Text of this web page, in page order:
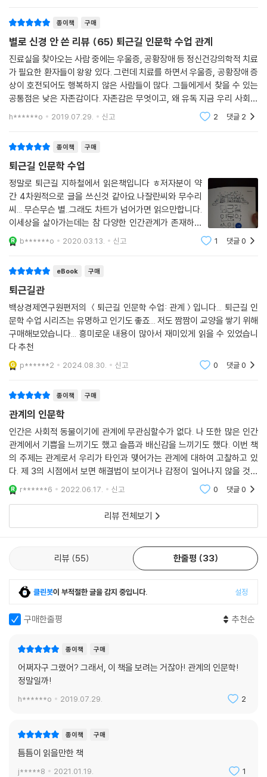
이날의 점심은 ‘끼니 때우기’라기보다는 하나의 취향이다. 커피를 선택하
기 위해 비싼 식사를 포기한 이유는 취향 때문이다. 그런데 취향은 무의식
적으로 일어난다. 그래서 특정 상품에 대한 욕망을 느낄 때 그 상품을 좋아
하는 구체적인 이유를 일일이 대기는 어렵다. --- p. 323
주위를 둘러보면 같은 자극에도 쉽게 중독에 빠지는 사람이 있는가 하면,
중독 증상이 그다지 심하지 않은 사람도 있다. 그 차이는 자극 예민도다. 자
극에 예민해 도파민을 과다하게 분비하는 사람이 있는가 하면, 같은 자극
민 분비 자극에 예민한 사람은 중독에 쉽게 빠지는 경향이 있다. 예민한 정
도의 차이는 대체로 유전적 영향에 따라 좌우된다. --- p. 388
보통 이런 말을 들으면 칭찬이라 느낄 것이다. “배짱이 두둑하네.” “강단
있네.” “외유내강형의 사람이구먼.” “끈기가 있어.” “투지가 대단하군.”
“이렇게 힘든 상황에서도 평정심을 유지하다니.” 그런데 이 모든 칭찬을
다 합친 핀란드 말이 있다. 바로 “아, 저 사람 시수가 있는 사람이야”다. 한
라의 독립운동 역사를 살펴보는 느낌마저 든다.
--- p. 436
★★★ 『퇴근길 인문학 수업』 시리즈에 대한 독자들의 찬사!
“적당한 분량에 쉬운 설명, 그리고 깊이 있는 내용. 그래서 공부를 했다는
느낌이 든다.
다 읽고 나니 ‘더 두꺼워도 좋겠다’는 생각이 들 만큼 알차다.” - 까만**
“신기하다. 한 주제가 끝나갈 무렵에는 읽은 내용을 자연스럽게 내 삶에 대
는 책.” - an** 86
“틈틈이 읽다 보면 어느새 한 권을 다 읽고 있는 나를 발견하게 된다. 책을
읽기 전과는 다른 나를 발견하게 된다. 뒤통수를 딱 때리는 내용들이 있어
나도 모르게 멍하니 책과 세상 사이를 바라보게 된다.” - green***36
종이책 구매
별로 신경 안 쓴 리뷰 (65) 퇴근길 인문학 수업 관계
진료실을 찾아오는 사람 중에는 우울증, 공황장애 등 정신건강의학적 치료
가 필요한 환자들이 왕왕 있다. 그런데 치료를 하면서 우울증, 공황장애 증
상이 호전되어도 행복하지 않은 사람들이 많다. 그들에게서 찾을 수 있는
공통점은 낮은 자존감이다. 자존감은 무엇이고, 왜 유독 지금 우리 사회에
서 문제가 되는 것일까. - 본문 중에서 - 나도 자존감이 높은 편은 아니다.
h******o 2019.07.29. 신고 2 댓글 2
종이책 구매
퇴근길 인문학 수업
정말로 퇴근길 지하철에서 읽은책입니다 ㅎ저자분이 약
간 4차원적으로 글을 쓰신것 같아요.나잘란씨와 무수리
씨... 무슨무슨 별..그래도 차트가 넘어가면 읽으만합니다.
이세상을 살아가는데는 참 다양한 인간관계가 존재하는
데 이책은 나 그리고 타인에 대한 이해를 돕는 도서라고
할수 있겠습니다.그냥 저냥 치이며 살아가는게 아닌 지혜
b******o 2020.03.13. 신고 1 댓글0
eBook 구매
퇴근길관
백상경제연구원편저의 ＜퇴근길 인문학 수업: 관계＞입니다... 퇴근길 인
문학 수업 시리즈는 유명하고 인기도 좋죠... 저도 짬짬이 교양을 쌓기 위해
구매해보았습니다... 흥미로운 내용이 많아서 재미있게 읽을 수 있었습니
다 추천
p******2 2024.08.30. 신고 0 댓글0
종이책 구매
관계의 인문학
인간은 사회적 동물이기에 관계에 무관심할수가 없다. 나 또한 많은 인간
관계에서 기쁨을 느끼기도 했고 슬픔과 배신감을 느끼기도 했다. 이번 책
의 주제는 관계로서 우리가 타인과 맺어가는 관계에 대하여 고찰하고 있
다. 제 3의 시점에서 보면 해결법이 보이거나 감정이 일어나지 않을 것들
이 1인칭인 각자의 시선에서 보면 그렇지가 않다. 이점을 깨닫고 관계의 제
3자 시점 능력을 키
r******6 2022.06.17. 신고 0 댓글0
리뷰 전체보기
리뷰 55 한줄평 33
클린봇이 부적절한 글을 감지 중입니다. 설정
구매한줄평 추천순
종이책 구매
어쩌자구 그랬어? 그래서, 이 책을 보려는 거잖아! 관계의 인문학!
정말일까!
h******o 2019.07.29. 2
종이책 구매
틈틈이 읽을만한 책
j*****8 2021.01.19. 1